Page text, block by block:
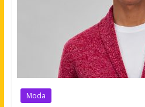
Moda